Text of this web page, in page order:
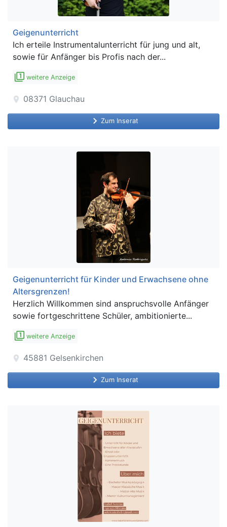
Geigenunterricht
Ich erteile Instrumentalunterricht für jung und alt,
sowie für Anfänger bis Profis nach der...
filter_1 weitere Anzeige
location_on 08371 Glauchau
keyboard_arrow_right Zum Inserat
Geigenunterricht für Kinder und Erwachsene ohne
Altersgrenzen!
Herzlich Willkommen sind anspruchsvolle Anfänger
sowie fortgeschrittene Schüler, ambitionierte...
filter_1 weitere Anzeige
location_on 45881 Gelsenkirchen
keyboard_arrow_right Zum Inserat